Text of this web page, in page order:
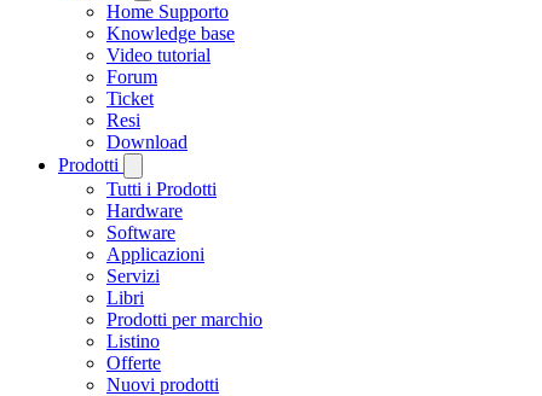
Home Supporto
Knowledge base
Video tutorial
Forum
Ticket
Resi
Download
Prodotti
Tutti i Prodotti
Hardware
Software
Applicazioni
Servizi
Libri
Prodotti per marchio
Listino
Offerte
Nuovi prodotti